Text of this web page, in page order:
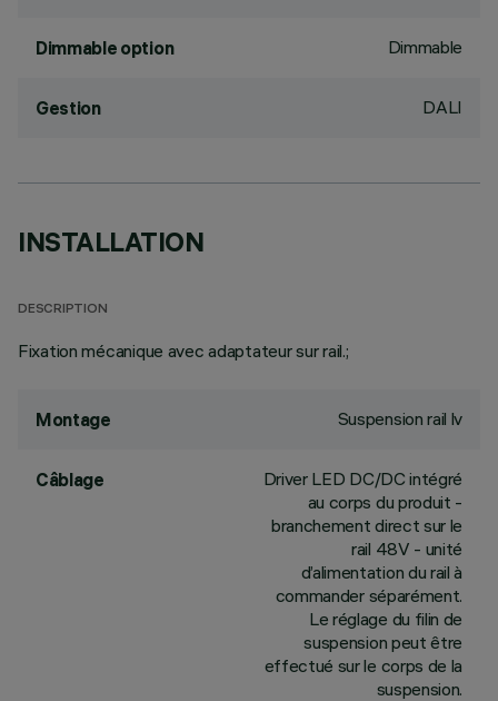
Dimmable option Dimmable
Gestion DALI
INSTALLATION
DESCRIPTION
Fixation mécanique avec adaptateur sur rail.;
Montage Suspension rail lv
Câblage
Driver LED DC/DC intégré
au corps du produit -
branchement direct sur le
rail 48V - unité
d’alimentation du rail à
commander séparément.
Le réglage du filin de
suspension peut être
effectué sur le corps de la
suspension.